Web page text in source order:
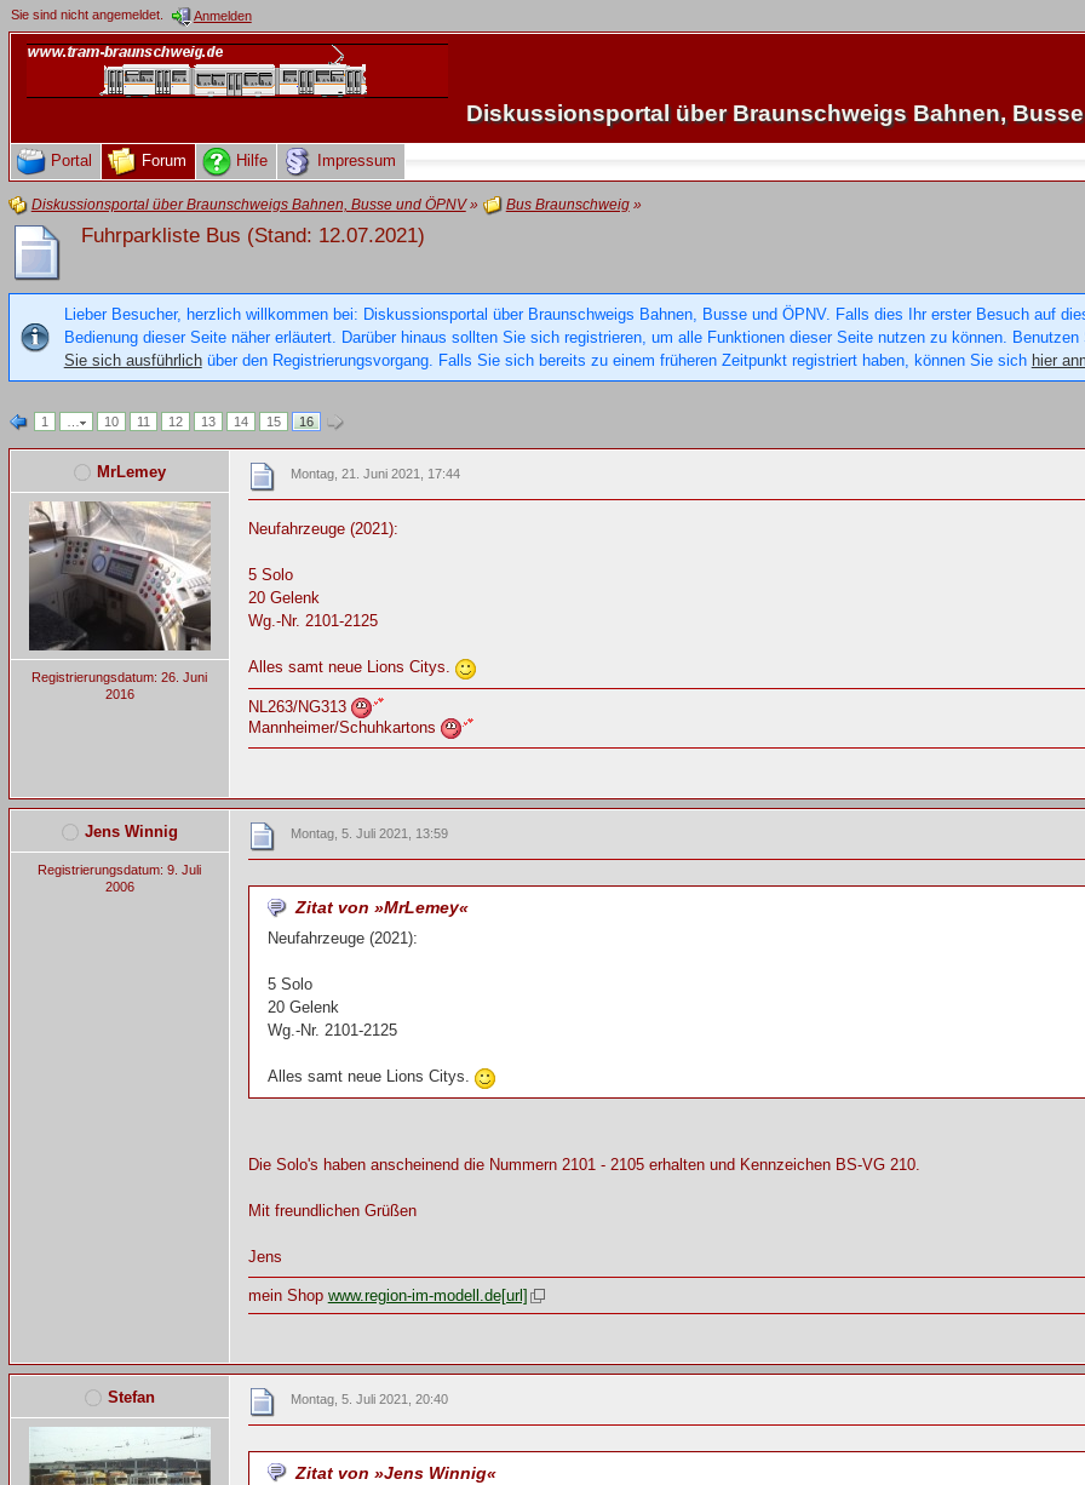
Sie sind nicht angemeldet. Anmelden
Diskussionsportal über Braunschweigs Bahnen,
Portal Forum Hilfe Impressum
Diskussionsportal über Braunschweigs Bahnen, Busse und ÖPNV» Bus Braunschweig»
Fuhrparkliste Bus (Stand: 12.07.2021)
Lieber Besucher, herzlich willkommen bei: Diskussionsportal über Braunschweigs Bahnen, Busse und ÖPNV. Falls dies Ihr erster Besuch auf
Bedienung dieser Seite näher erläutert. Darüber hinaus sollten Sie sich registrieren, um alle Funktionen dieser Seite nutzen zu können. Benutzen
Sie sich ausführlichüber den Registrierungsvorgang. Falls Sie sich bereits zu einem früheren Zeitpunkt registriert haben, können Sie sich hier
1 … 10 11 12 13 14 15 16
MrLemey
Registrierungsdatum: 26. Juni
2016
Montag, 21. Juni 2021, 17:44
Neufahrzeuge (2021):
5 Solo
20 Gelenk
Wg.-Nr. 2101-2125
Alles samt neue Lions Citys.
NL263/NG313
Mannheimer/Schuhkartons
Jens Winnig
Registrierungsdatum: 9. Juli
2006
Montag, 5. Juli 2021, 13:59
Zitat von »MrLemey«
Neufahrzeuge (2021):
5 Solo
20 Gelenk
Wg.-Nr. 2101-2125
Alles samt neue Lions Citys.
Die Solo's haben anscheinend die Nummern 2101 - 2105 erhalten und Kennzeichen BS-VG 210.
Mit freundlichen Grüßen
Jens
mein Shop www.region-im-modell.de[url]
Stefan Montag, 5. Juli 2021, 20:40
Zitat von »Jens Winnig«